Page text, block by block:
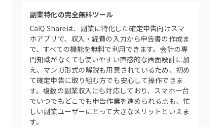
副業特化の完全無料ツール
CalQ Shareは、副業に特化した確定申告向けスマ
ホアプリで、収入・経費の入力から申告書の作成ま
で、すべての機能を無料で利用できます。会計の専
門知識がなくても使いやすい直感的な画面設計に加
え、マンガ形式の解説も用意されているため、初め
て確定申告に取り組む方でも安心して操作できま
す。複数の副業収入にも対応しており、スマホ一台
でいつでもどこでも申告作業を進められる点も、忙
しい副業ユーザーにとって大きなメリットといえま
す。